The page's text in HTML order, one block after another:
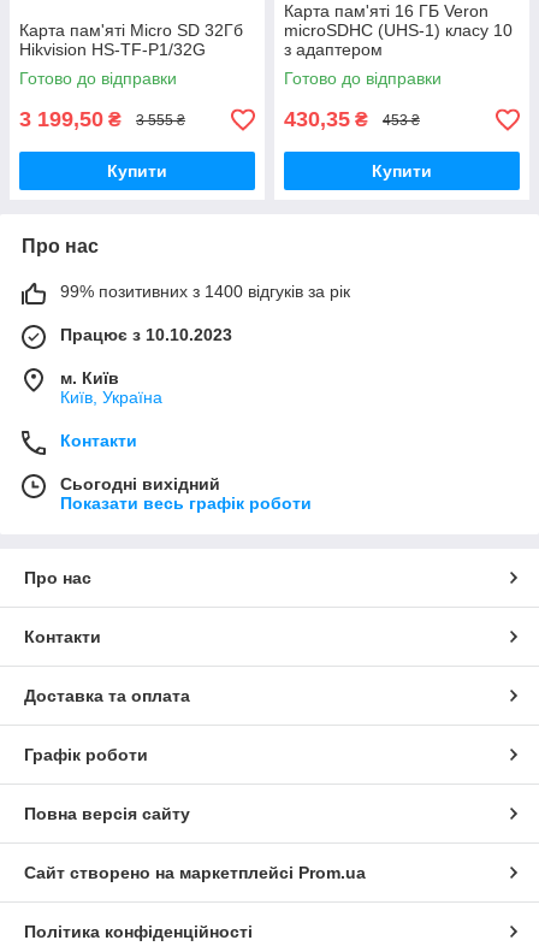
Карта пам'яті Micro SD 32Гб
Hikvision HS-TF-P1/32G
Готово до відправки
3 199,50 ₴ 3 555 ₴
Купити
Карта пам'яті 16 ГБ Veron
microSDHC (UHS-1) класу 10
з адаптером
Готово до відправки
430,35 ₴ 453 ₴
Купити
Про нас
99% позитивних з 1400 відгуків за рік
Працює з 10.10.2023
м. Київ
Київ, Україна
Контакти
Сьогодні вихідний
Показати весь графік роботи
Про нас
Контакти
Доставка та оплата
Графік роботи
Повна версія сайту
Сайт створено на маркетплейсі Prom.ua
Політика конфіденційності